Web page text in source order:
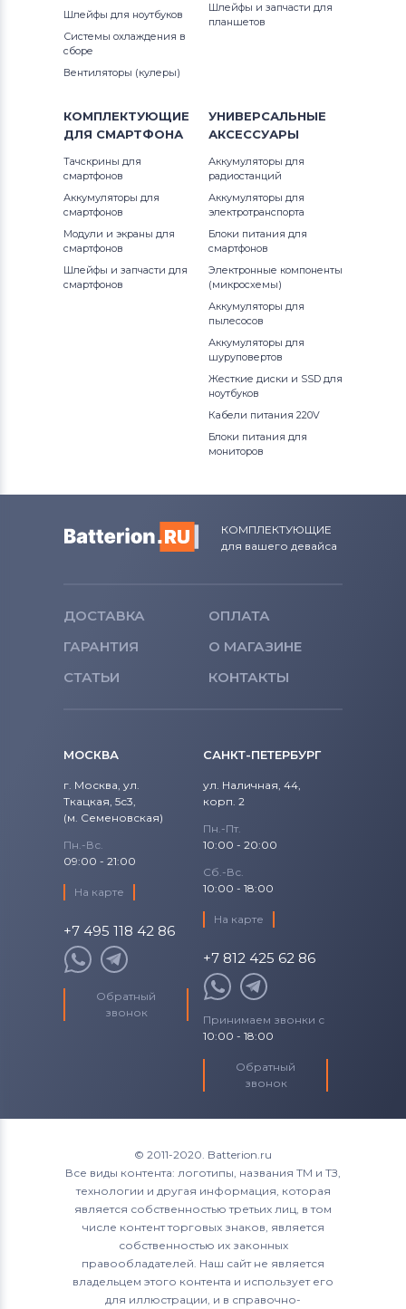
Шлейфы для ноутбуков
Системы охлаждения в
сборе
Вентиляторы (кулеры)
Шлейфы и запчасти для
планшетов
КОМПЛЕКТУЮЩИЕ
ДЛЯ СМАРТФОНА
Тачскрины для
смартфонов
Аккумуляторы для
смартфонов
Модули и экраны для
смартфонов
Шлейфы и запчасти для
смартфонов
УНИВЕРСАЛЬНЫЕ
АКСЕССУАРЫ
Аккумуляторы для
радиостанций
Аккумуляторы для
электротранспорта
Блоки питания для
смартфонов
Электронные компоненты
(микросхемы)
Аккумуляторы для
пылесосов
Аккумуляторы для
шуруповертов
Жесткие диски и SSD для
ноутбуков
Кабели питания 220V
Блоки питания для
мониторов
КОМПЛЕКТУЮЩИЕ
для вашего девайса
ДОСТАВКА
ОПЛАТА
ГАРАНТИЯ
О МАГАЗИНЕ
СТАТЬИ
КОНТАКТЫ
МОСКВА
г. Москва, ул.
Ткацкая, 5с3,
(м. Семеновская)
Пн.-Вс.
09:00 - 21:00
На карте
+7 495 118 42 86
Обратный
звонок
САНКТ-ПЕТЕРБУРГ
ул. Наличная, 44,
корп. 2
Пн.-Пт.
10:00 - 20:00
Сб.-Вс.
10:00 - 18:00
На карте
+7 812 425 62 86
Принимаем звонки с
10:00 - 18:00
Обратный
звонок
© 2011-2020. Batterion.ru
Все виды контента: логотипы, названия ТМ и ТЗ,
технологии и другая информация, которая
является собственностью третьих лиц, в том
числе контент торговых знаков, является
собственностью их законных
правообладателей. Наш сайт не является
владельцем этого контента и использует его
для иллюстрации, и в справочно-